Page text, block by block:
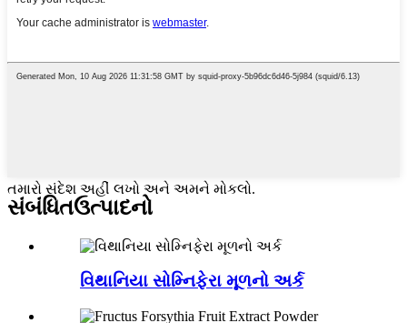
તમારો સંદેશ અહીં લખો અને અમને મોકલો.
સંબંધિતઉત્પાદનો
વિથાનિયા સોમ્નિફેરા મૂળનો અર્ક